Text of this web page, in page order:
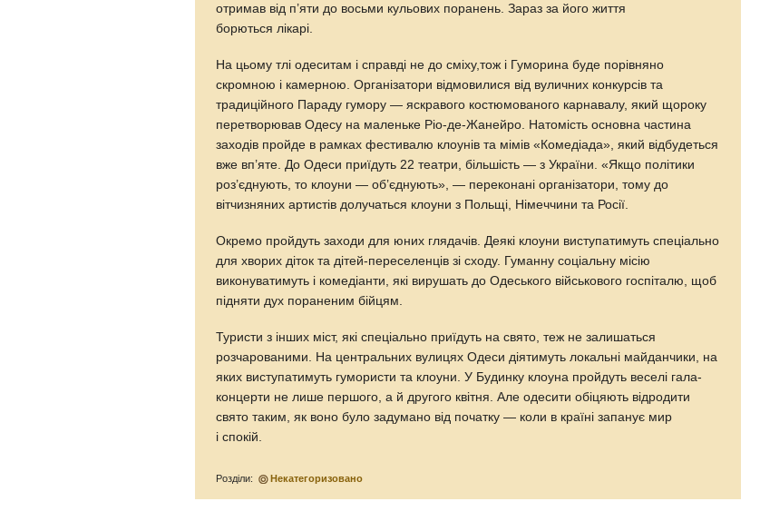
отримав від п’яти до восьми кульових поранень. Зараз за його життя
борються лікарі.
На цьому тлі одеситам і справді не до сміху,тож і Гуморина буде порівняно
скромною і камерною. Організатори відмовилися від вуличних конкурсів та
традиційного Параду гумору — яскравого костюмованого карнавалу, який щороку
перетворював Одесу на маленьке Ріо-де-Жанейро. Натомість основна частина
заходів пройде в рамках фестивалю клоунів та мімів «Комедіада», який відбудеться
вже вп’яте. До Одеси приїдуть 22 театри, більшість — з України. «Якщо політики
роз’єднують, то клоуни — об’єднують», — переконані організатори, тому до
вітчизняних артистів долучаться клоуни з Польщі, Німеччини та Росії.
Окремо пройдуть заходи для юних глядачів. Деякі клоуни виступатимуть спеціально
для хворих діток та дітей-переселенців зі сходу. Гуманну соціальну місію
виконуватимуть і комедіанти, які вирушать до Одеського військового госпіталю, щоб
підняти дух пораненим бійцям.
Туристи з інших міст, які спеціально приїдуть на свято, теж не залишаться
розчарованими. На центральних вулицях Одеси діятимуть локальні майданчики, на
яких виступатимуть гумористи та клоуни. У Будинку клоуна пройдуть веселі гала-
концерти не лише першого, а й другого квітня. Але одесити обіцяють відродити
свято таким, як воно було задумано від початку — коли в країні запанує мир
і спокій.
Розділи: Некатегоризовано